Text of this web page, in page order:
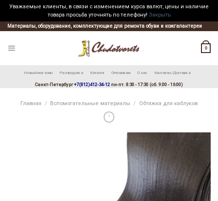
Уважаемые клиенты, в связи с изменением курса валют, цены и наличие
товара просьба уточнять по телефону! Закрыть
Skip
to
Материалы, оборудование, комплектующие для ремонта обуви и кожгалантереи
0
Новый магазин Распродажа Каталог Оптовикам О нас Контакты/Доставка
Санкт-Петербург+7(812)412-34-12 пн-пт. 8:30 - 17:30 (сб. 9:00 - 16:00)
Главная / Вспомогательные материалы / Обтяжка для каблуков